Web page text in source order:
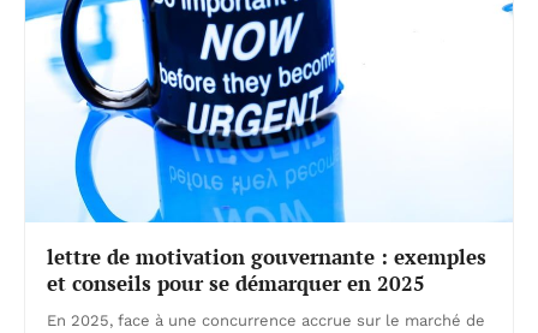
lettre de motivation gouvernante : exemples
et conseils pour se démarquer en 2025
En 2025, face à une concurrence accrue sur le marché de